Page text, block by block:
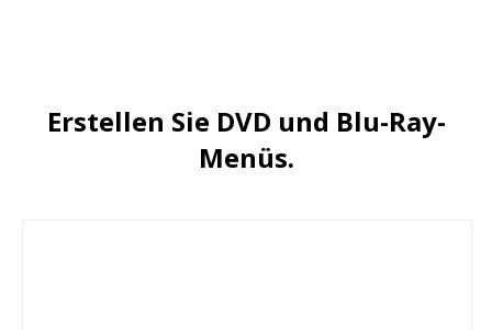
Erstellen Sie DVD und Blu-Ray-
Menüs.